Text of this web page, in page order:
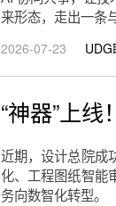
来形态，走出一条
2026-07-23
“神器”上
近期，设计总院成
化、工程图纸智能
务向数智化转型。